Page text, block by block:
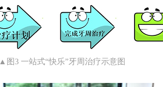
▲图3 一站式“快乐”牙周治疗示意图